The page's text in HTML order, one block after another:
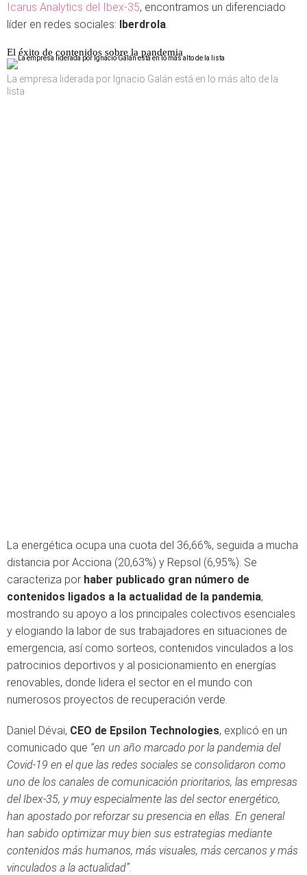
Icarus Analytics del Ibex-35, encontramos un diferenciado
líder en redes sociales: Iberdrola.
El éxito de contenidos sobre la pandemia
La empresa liderada por Ignacio Galán está en lo más alto de la
lista
La energética ocupa una cuota del 36,66%, seguida a mucha
distancia por Acciona (20,63%) y Repsol (6,95%). Se
caracteriza por haber publicado gran número de
contenidos ligados a la actualidad de la pandemia,
mostrando su apoyo a los principales colectivos esenciales
y elogiando la labor de sus trabajadores en situaciones de
emergencia, así como sorteos, contenidos vinculados a los
patrocinios deportivos y al posicionamiento en energías
renovables, donde lidera el sector en el mundo con
numerosos proyectos de recuperación verde.
Daniel Dévai, CEO de Epsilon Technologies, explicó en un
comunicado que “en un año marcado por la pandemia del
Covid-19 en el que las redes sociales se consolidaron como
uno de los canales de comunicación prioritarios, las empresas
del Ibex-35, y muy especialmente las del sector energético,
han apostado por reforzar su presencia en ellas. En general
han sabido optimizar muy bien sus estrategias mediante
contenidos más humanos, más visuales, más cercanos y más
vinculados a la actualidad”.